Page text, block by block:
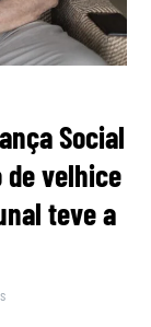
Social
velhice
teve a